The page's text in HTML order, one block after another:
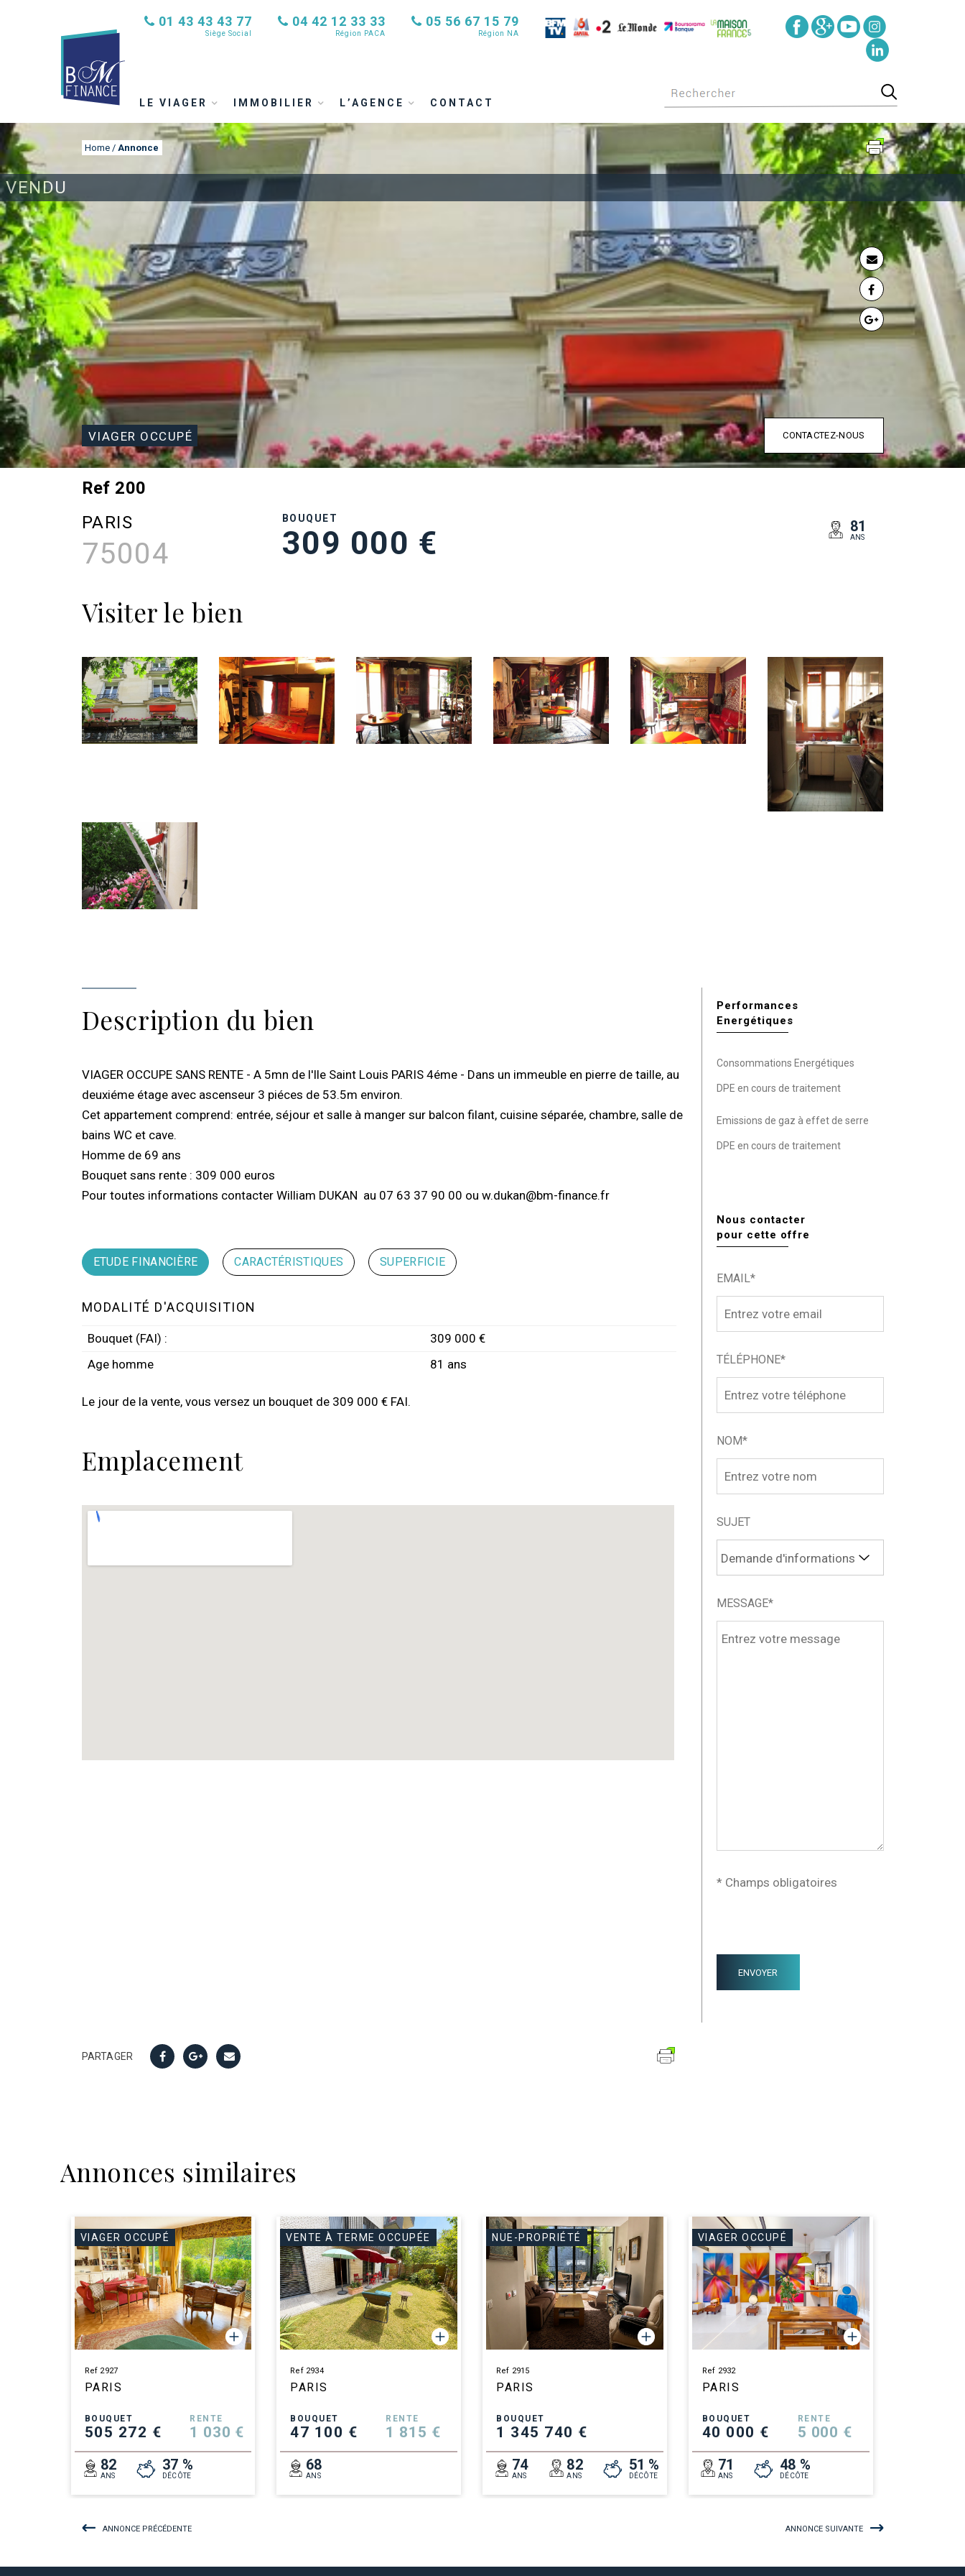
01 43 43 43 77
Siège Social
04 42 12 33 33
Région PACA
05 56 67 15 79
Région NA
LE VIAGER IMMOBILIER L’AGENCE CONTACT
VENDU
Home / Annonce
ANNONCE
VIAGER OCCUPÉ CONTACTEZ-NOUS
Ref 200
PARIS
75004
BOUQUET
309 000 € 81
ANS
Visiter le bien
Description du bien
VIAGER OCCUPE SANS RENTE - A 5mn de l'Ile Saint Louis PARIS 4éme - Dans un immeuble en pierre de taille, au
deuxiéme étage avec ascenseur 3 piéces de 53.5m environ.
Cet appartement comprend: entrée, séjour et salle à manger sur balcon filant, cuisine séparée, chambre, salle de
bains WC et cave.
Homme de 69 ans
Bouquet sans rente : 309 000 euros
Pour toutes informations contacter William DUKAN au 07 63 37 90 00 ou w.dukan@bm-finance.fr
ETUDE FINANCIÈRE CARACTÉRISTIQUES SUPERFICIE
MODALITÉ D'ACQUISITION
Bouquet (FAI) :
309 000 €
Age homme
81 ans
Le jour de la vente, vous versez un bouquet de 309 000 € FAI.
Emplacement
Performances
Energétiques
Consommations Energétiques
DPE en cours de traitement
Emissions de gaz à effet de serre
DPE en cours de traitement
Nous contacter
pour cette offre
EMAIL*
TÉLÉPHONE*
NOM*
SUJET
MESSAGE*
* Champs obligatoires
PARTAGER
Annonces similaires
VIAGER OCCUPÉ
Ref 2927
PARIS
BOUQUET
505 272 €
RENTE
1 030 €
82
ANS
37 %
DÉCÔTE
VENTE À TERME OCCUPÉE
Ref 2934
PARIS
BOUQUET
47 100 €
RENTE
1 815 €
68
ANS
NUE-PROPRIÉTÉ
Ref 2915
PARIS
BOUQUET
1 345 740 €
74
ANS
82
ANS
51 %
DÉCÔTE
VIAGER OCCUPÉ
Ref 2932
PARIS
BOUQUET
40 000 €
RENTE
5 000 €
71
ANS
48 %
DÉCÔTE
ANNONCE PRÉCÉDENTE ANNONCE SUIVANTE